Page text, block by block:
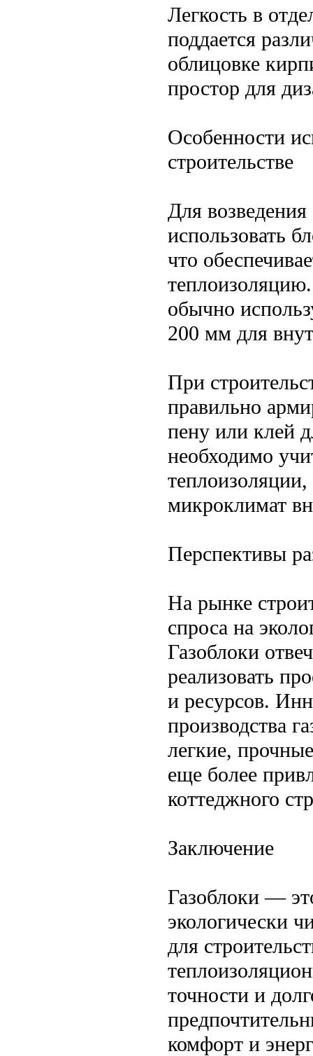
Легкость в
поддается
облицовке
простор для
Особенности
строительстве
Для
использовать
что
обычно
200 мм для
При
правильно
пену или клей
необходимо
микроклимат
Перспективы
На рынке
спроса на
Газоблоки
реализовать
и ресурсов.
производства
легкие,
еще более
коттеджного
Заключение
Газоблоки —
экологически
для
точности и
комфорт и